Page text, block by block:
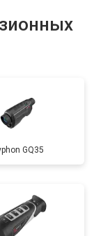
GQ35